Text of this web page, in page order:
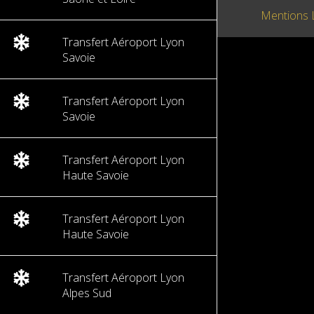
Transfert Aéroport Lyon
Savoie
Transfert Aéroport Lyon
Savoie
Transfert Aéroport Lyon
Haute Savoie
Transfert Aéroport Lyon
Haute Savoie
Transfert Aéroport Lyon
Alpes Sud
Mentions